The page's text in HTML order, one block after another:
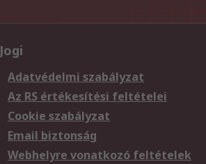
Jogi
Adatvédelmi szabályzat
Az RS értékesítési feltételei
Cookie szabályzat
Email biztonság
Webhelyre vonatkozó feltételek